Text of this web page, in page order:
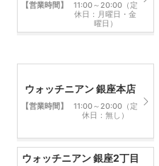
【営業時間】
11:00～20:00（定
休日：月曜日・金
曜日）
ウォッチニアン 銀座本店
【営業時間】
11:00～20:00（定
休日：無し）
ウォッチニアン 銀座2丁目